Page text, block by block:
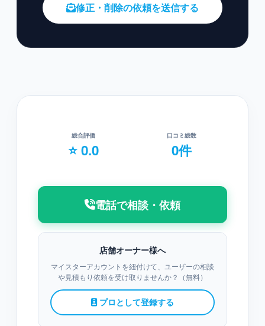
修正・削除の依頼を送信する
総合評価
⭐ 0.0
口コミ総数
0件
電話で相談・依頼
店舗オーナー様へ
マイスターアカウントを紐付けて、ユーザーの相談
や見積もり依頼を受け取りませんか？（無料）
プロとして登録する